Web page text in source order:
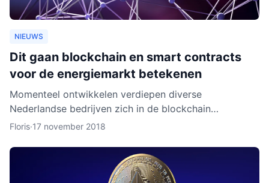
NIEUWS
Dit gaan blockchain en smart contracts
voor de energiemarkt betekenen
Momenteel ontwikkelen verdiepen diverse
Nederlandse bedrijven zich in de blockchain
technologie. Enkele daarvan, zoals BlockLab uit
Floris·17 november 2018